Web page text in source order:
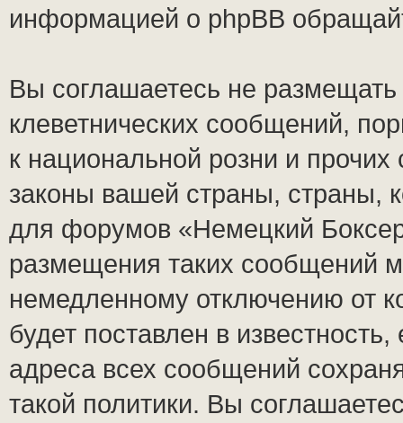
информацией о phpBB
Вы соглашаетесь не
клеветнических сообщений,
к национальной розни и
законы вашей страны, страны,
для форумов «Немецкий
размещения таких сообщений
немедленному отключению от
будет поставлен в
адреса всех сообщений
такой политики. Вы